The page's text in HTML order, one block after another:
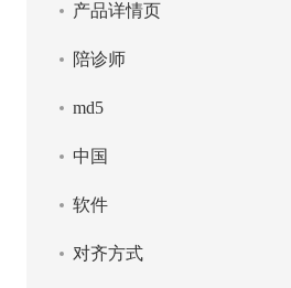
产品详情页
陪诊师
md5
中国
软件
对齐方式